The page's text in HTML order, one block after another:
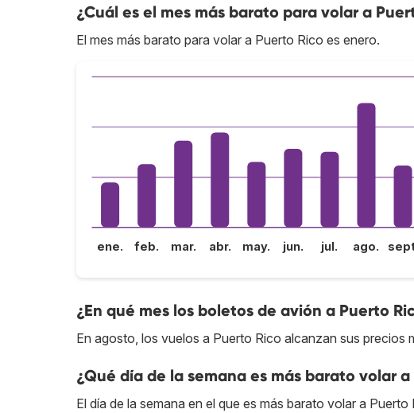
¿Cuál es el mes más barato para volar a
El mes más barato para volar a Puerto Rico es enero.
ene. feb. mar. abr. may. jun. jul. ago.
¿En qué mes los boletos de avión a Puerto
En agosto, los vuelos a Puerto Rico alcanzan sus precios
¿Qué día de la semana es más barato volar
El día de la semana en el que es más barato volar a Puerto